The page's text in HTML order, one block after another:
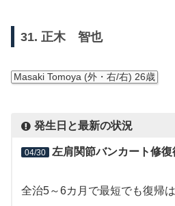
31. 正木 智也
Masaki Tomoya (外・右/右) 26歳
発生日と最新の状況
04/30 左肩関節バンカート修復
全治5～6カ月で最短でも復帰